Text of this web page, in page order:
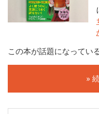
この本が話題になってい
»